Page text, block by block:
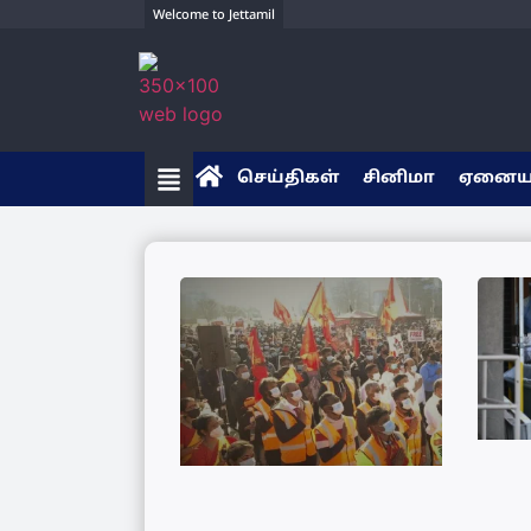
Welcome to Jettamil
செய்திகள் சினிமா